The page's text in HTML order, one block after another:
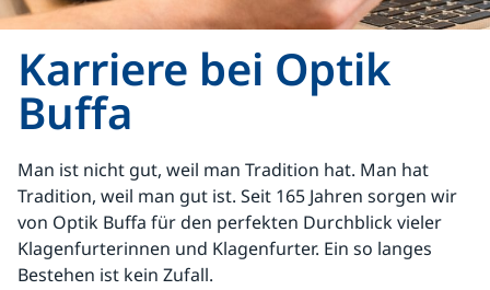
Karriere bei Optik
Buffa
Man ist nicht gut, weil man Tradition hat. Man hat
Tradition, weil man gut ist. Seit 165 Jahren sorgen wir
von Optik Buffa für den perfekten Durchblick vieler
Klagenfurterinnen und Klagenfurter. Ein so langes
Bestehen ist kein Zufall.